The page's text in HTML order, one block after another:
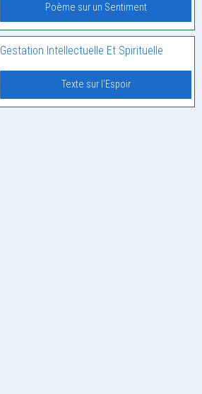
Poème sur un Sentiment
Gestation Intellectuelle Et Spirituelle
Texte sur l'Espoir